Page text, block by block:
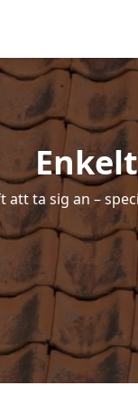
att ta sig an –